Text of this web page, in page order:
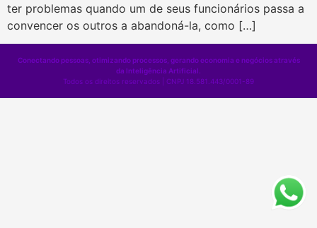
ter problemas quando um de seus funcionários passa a
convencer os outros a abandoná-la, como […]
Conectando pessoas, otimizando processos, gerando economia e negócios através
da Inteligência Artificial.
Todos os direitos reservados | CNPJ 18.581.443/0001-89